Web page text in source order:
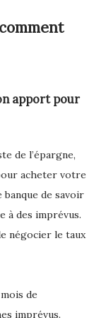
apport pour
de l’épargne,
acheter votre
de savoir
à des imprévus.
négocier le taux
de
imprévus.